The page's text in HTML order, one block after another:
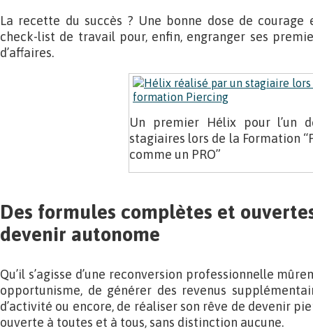
La recette du succès ? Une bonne dose de courage
check-list de travail pour, enfin, engranger ses
d’affaires.
Un premier Hélix pour l’un
stagiaires lors de la Formation
comme un PRO”
Des formules complètes et
devenir autonome
Qu’il s’agisse d’une reconversion professionnelle
opportunisme, de générer des revenus
d’activité ou encore, de réaliser son rêve de devenir
ouverte à toutes et à tous, sans distinction aucune.